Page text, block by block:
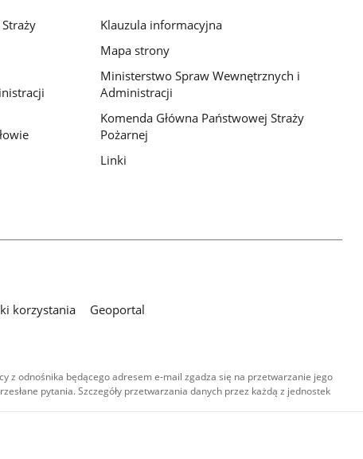
Klauzula informacyjna
Mapa strony
Ministerstwo Spraw Wewnętrznych i
Administracji
Komenda Główna Państwowej Straży
Pożarnej
Linki
korzystania
Geoportal
z odnośnika będącego adresem e-mail zgadza się na przetwarzanie jego
pytania. Szczegóły przetwarzania danych przez każdą z jednostek